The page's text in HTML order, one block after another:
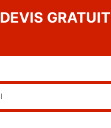
DEVIS GRATUIT